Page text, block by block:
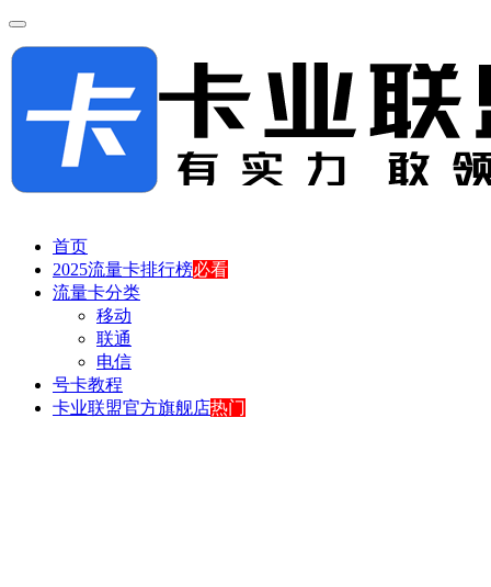
首页
2025流量卡排行榜必看
流量卡分类
移动
联通
电信
号卡教程
卡业联盟官方旗舰店热门